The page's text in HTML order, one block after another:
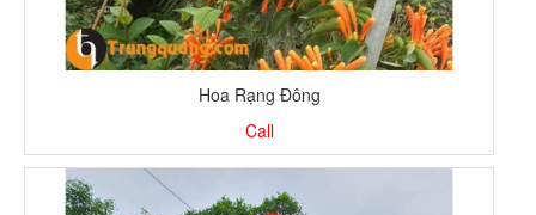
Hoa Rạng Đông
Call